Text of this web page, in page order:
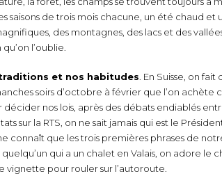
saisons de trois mois chacune, un été chaud et
des montagnes, des lacs et des
l’oublie.
et nos habitudes . En Suisse, on
soirs d’octobre à février que l’on
décider nos lois, après des débats endiablés
sur la RTS, on ne sait jamais qui est le
connaît que les trois premières phrases de
qui a un chalet en Valais, on adore le
vignette pour rouler sur l’autoroute.